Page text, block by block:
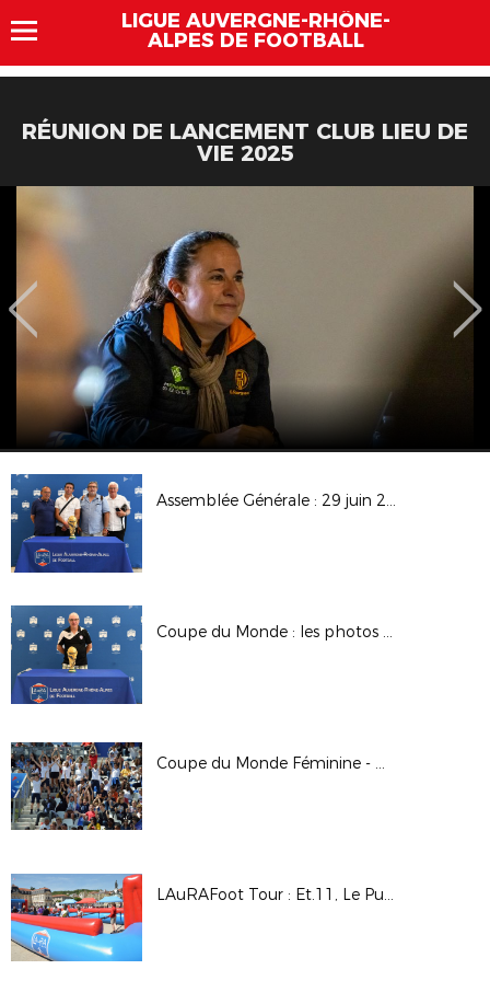
LIGUE AUVERGNE-RHÔNE-
ALPES DE FOOTBALL
RÉUNION DE LANCEMENT CLUB LIEU DE
VIE 2025
Assemblée Générale : 29 juin 2019 à Lyon
Coupe du Monde : les photos de l'Assemblée Générale du 29 juin 2019
Coupe du Monde Féminine - GRENOBLE
LAuRAFoot Tour : Et.11, Le Puy en Velay (Hte-Loire)